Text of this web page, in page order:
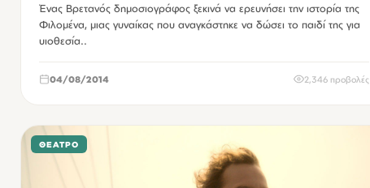
Ένας Βρετανός δημοσιογράφος ξεκινά να ερευνήσει την ιστορία της
Φιλομένα, μιας γυναίκας που αναγκάστηκε να δώσει το παιδί της για
υιοθεσία..
04/08/2014 2,346 προβολές
ΘΈΑΤΡΟ